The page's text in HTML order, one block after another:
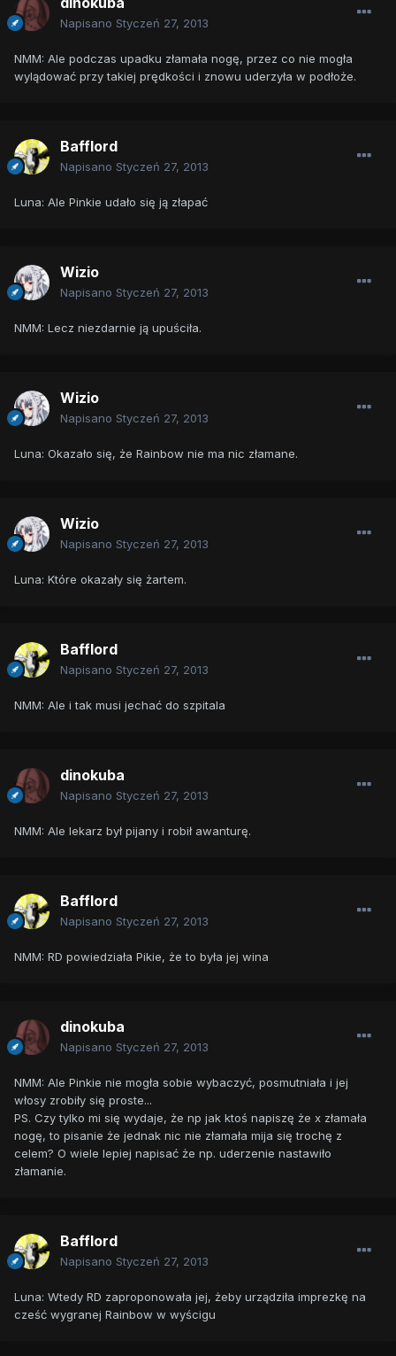
Napisano Styczeń 27, 2013
NMM: Ale podczas upadku złamała nogę, przez co nie mogła
wylądować przy takiej prędkości i znowu uderzyła w podłoże.
Bafflord
Napisano Styczeń 27, 2013
Luna: Ale Pinkie udało się ją złapać
Wizio
Napisano Styczeń 27, 2013
NMM: Lecz niezdarnie ją upuściła.
Wizio
Napisano Styczeń 27, 2013
Luna: Okazało się, że Rainbow nie ma nic złamane.
Wizio
Napisano Styczeń 27, 2013
Luna: Które okazały się żartem.
Bafflord
Napisano Styczeń 27, 2013
NMM: Ale i tak musi jechać do szpitala
dinokuba
Napisano Styczeń 27, 2013
NMM: Ale lekarz był pijany i robił awanturę.
Bafflord
Napisano Styczeń 27, 2013
NMM: RD powiedziała Pikie, że to była jej wina
dinokuba
Napisano Styczeń 27, 2013
NMM: Ale Pinkie nie mogła sobie wybaczyć, posmutniała i jej
włosy zrobiły się proste...
PS. Czy tylko mi się wydaje, że np jak ktoś napiszę że x złamała
nogę, to pisanie że jednak nic nie złamała mija się trochę z
celem? O wiele lepiej napisać że np. uderzenie nastawiło
złamanie.
Bafflord
Napisano Styczeń 27, 2013
Luna: Wtedy RD zaproponowała jej, żeby urządziła imprezkę na
cześć wygranej Rainbow w wyścigu